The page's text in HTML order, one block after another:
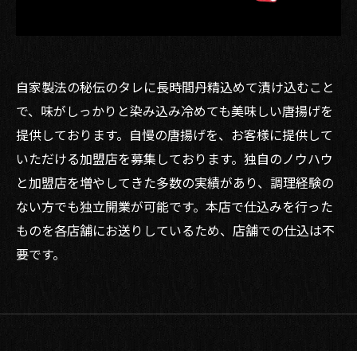
自家製法の秘伝のタレに長時間丹精込めて漬け込むこと
で、味がしっかりと染み込み冷めても美味しい唐揚げを
提供しております。自慢の唐揚げを、お客様に提供して
いただける加盟店を募集しております。独自のノウハウ
と加盟店を増やしてきた多数の実績があり、調理経験の
ない方でも独立開業が可能です。本店で仕込みを行った
ものを各店舗にお送りしているため、店舗での仕込は不
要です。